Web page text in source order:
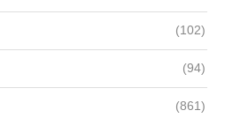
(102)
(94)
(861)